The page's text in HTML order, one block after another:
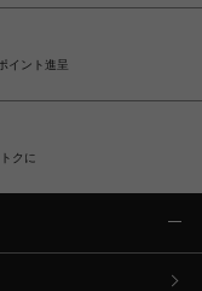
イント進呈
クに